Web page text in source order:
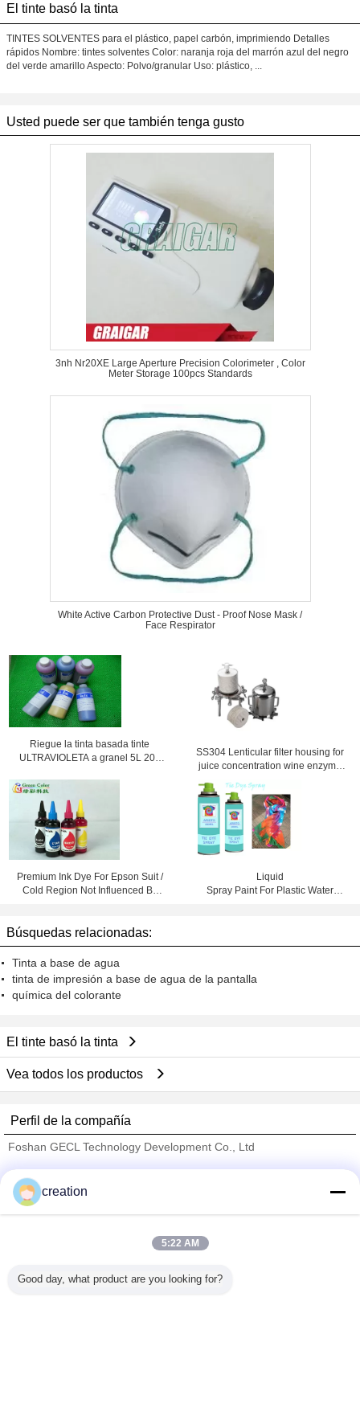
El tinte basó la tinta
TINTES SOLVENTES para el plástico, papel carbón, imprimiendo Detalles
rápidos Nombre: tintes solventes Color: naranja roja del marrón azul del negro
del verde amarillo Aspecto: Polvo/granular Uso: plástico, ...
Usted puede ser que también tenga gusto
3nh Nr20XE Large Aperture Precision Colorimeter , Color
Meter Storage 100pcs Standards
White Active Carbon Protective Dust - Proof Nose Mask /
Face Respirator
Riegue la tinta basada tinte
ULTRAVIOLETA a granel 5L 20L
SS304 Lenticular filter housing for
juice concentration wine enzyme
Premium Ink Dye For Epson Suit /
Cold Region Not Influenced By
Liquid
Spray Paint For Plastic Water
Búsquedas relacionadas:
Tinta a base de agua
tinta de impresión a base de agua de la pantalla
química del colorante
El tinte basó la tinta
Vea todos los productos
Perfil de la compañía
Foshan GECL Technology Development Co., Ltd
Trust Seal
Todos los productos
creation
5:22 AM
Good day, what product are you looking for?